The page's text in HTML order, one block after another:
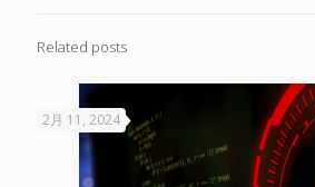
Related posts
2月 11, 2024